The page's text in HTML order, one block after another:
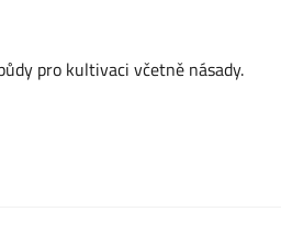
pro kultivaci včetně násady.